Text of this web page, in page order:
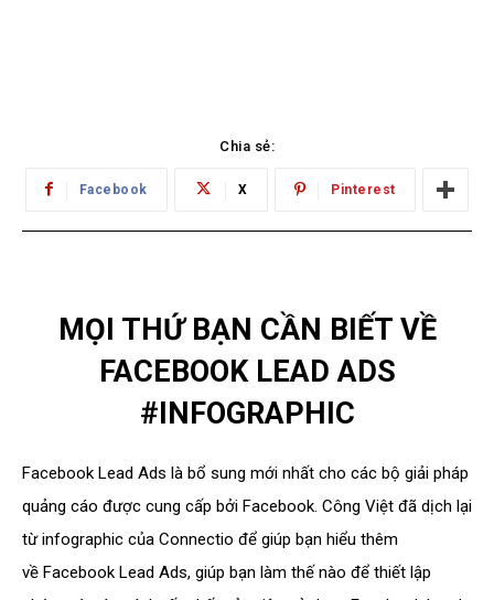
Chia sẻ:
Facebook X Pinterest
MỌI THỨ BẠN CẦN BIẾT VỀ
FACEBOOK LEAD ADS
#INFOGRAPHIC
Facebook Lead Ads là bổ sung mới nhất cho các bộ giải pháp
quảng cáo được cung cấp bởi Facebook. Công Việt đã dịch lại
từ infographic của Connectio để giúp bạn hiểu thêm
về Facebook Lead Ads, giúp bạn làm thế nào để thiết lập